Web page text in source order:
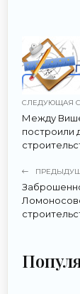
СЛЕДУЮЩАЯ
Между
построили